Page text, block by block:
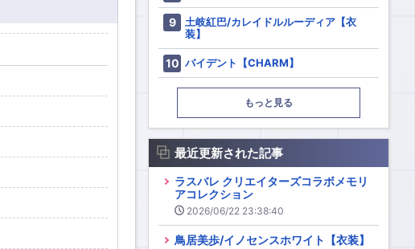
土岐紅巴/カレイドルルーディア【衣
装】
バイデント【CHARM】
もっと見る
最近更新された記事
ラスバレ クリエイターズコラボメモリ
アコレクション
2026/06/22 23:38:40
鳥居美歩/イノセンスホワイト【衣装】